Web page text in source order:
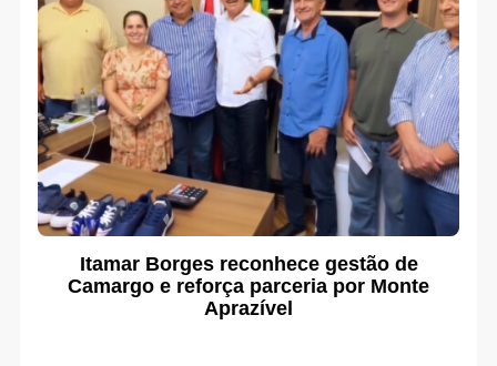
Itamar Borges reconhece gestão de
Camargo e reforça parceria por Monte
Aprazível